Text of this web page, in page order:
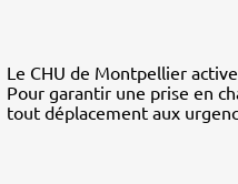
Le CHU de Montpellier
Pour garantir une prise en
tout déplacement aux